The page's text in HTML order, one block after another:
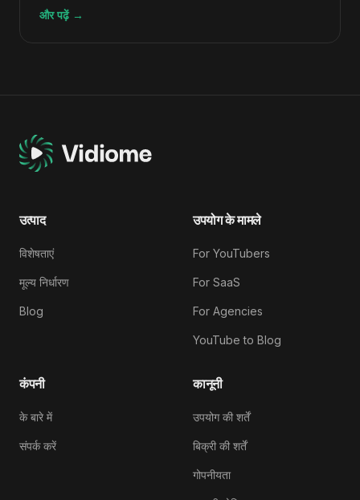
और पढ़ें→
उत्पाद
विशेषताएं
मूल्य निर्धारण
Blog
उपयोग के मामले
For YouTubers
For SaaS
For Agencies
YouTube to Blog
कंपनी
के बारे में
संपर्क करें
कानूनी
उपयोग की शर्तें
बिक्री की शर्तें
गोपनीयता